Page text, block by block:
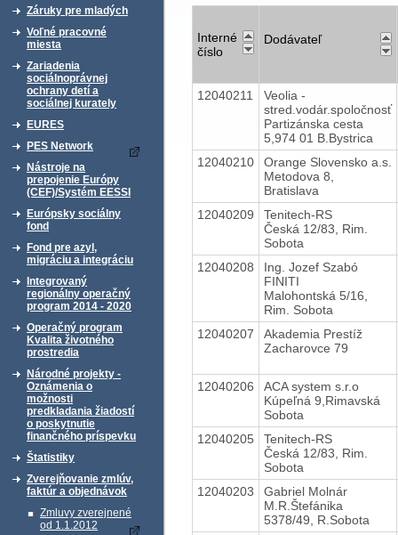
Záruky pre mladých
Voľné pracovné
miesta
Zariadenia
sociálnoprávnej
ochrany detí a
sociálnej kurately
EURES
PES Network
Nástroje na
prepojenie Európy
(CEF)/Systém EESSI
Európsky sociálny
fond
Fond pre azyl,
migráciu a integráciu
Integrovaný
regionálny operačný
program 2014 - 2020
Operačný program
Kvalita životného
prostredia
Národné projekty -
Oznámenia o
možnosti
predkladania žiadostí
o poskytnutie
finančného príspevku
Štatistiky
Zverejňovanie zmlúv,
faktúr a objednávok
Zmluvy zverejnené
od 1.1.2012
Interné
číslo
Dodávateľ
12040211
Veolia -
stred.vodár.spoločnosť
Partizánska cesta
5,974 01 B.Bystrica
12040210
Orange Slovensko a.s.
Metodova 8,
Bratislava
12040209
Tenitech-RS
Česká 12/83, Rim.
Sobota
12040208
Ing. Jozef Szabó
FINITI
Malohontská 5/16,
Rim. Sobota
12040207
Akademia Prestíž
Zacharovce 79
12040206
ACA system s.r.o
Kúpeľná 9,Rimavská
Sobota
12040205
Tenitech-RS
Česká 12/83, Rim.
Sobota
12040203
Gabriel Molnár
M.R.Štefánika
5378/49, R.Sobota